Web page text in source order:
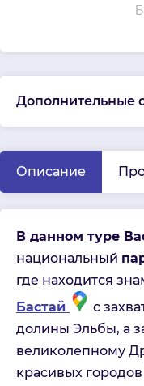
Дополнительные
Описание
В данном туре
национальный
где находится
Бастай
с
долины Эльбы, а
великолепному
красивых